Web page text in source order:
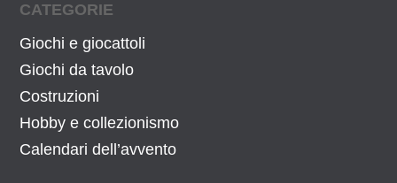
CATEGORIE
Giochi e giocattoli
Giochi da tavolo
Costruzioni
Hobby e collezionismo
Calendari dell’avvento